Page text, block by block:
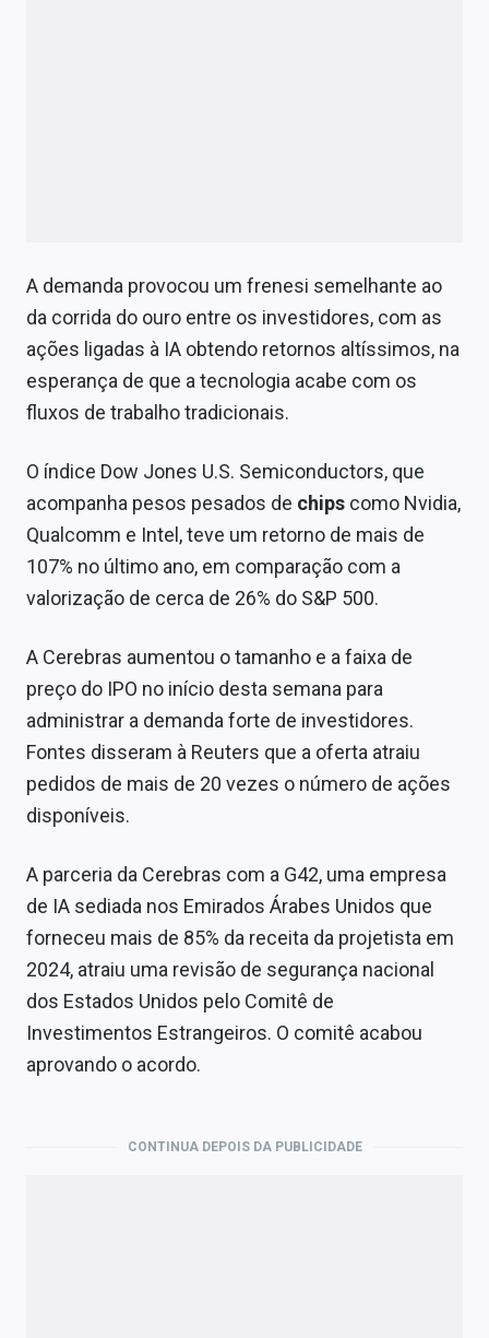
A demanda provocou um frenesi semelhante ao
da corrida do ouro entre os investidores, com as
ações ligadas à IA obtendo retornos altíssimos, na
esperança de que a tecnologia acabe com os
fluxos de trabalho tradicionais.
O índice Dow Jones U.S. Semiconductors, que
acompanha pesos pesados de chips como Nvidia,
Qualcomm e Intel, teve um retorno de mais de
107% no último ano, em comparação com a
valorização de cerca de 26% do S&P 500.
A Cerebras aumentou o tamanho e a faixa de
preço do IPO no início desta semana para
administrar a demanda forte de investidores.
Fontes disseram à Reuters que a oferta atraiu
pedidos de mais de 20 vezes o número de ações
disponíveis.
A parceria da Cerebras com a G42, uma empresa
de IA sediada nos Emirados Árabes Unidos que
forneceu mais de 85% da receita da projetista em
2024, atraiu uma revisão de segurança nacional
dos Estados Unidos pelo Comitê de
Investimentos Estrangeiros. O comitê acabou
aprovando o acordo.
CONTINUA DEPOIS DA PUBLICIDADE